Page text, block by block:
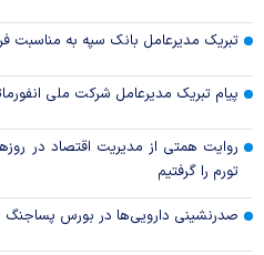
تبریک مدیرعامل بانک سپه به مناسبت
پیام تبریک مدیرعامل شرکت ملی
روایت همتی از مدیریت اقتصاد در
تورم را گرفتیم
صدرنشینی دارویی‌ها در بورس پساجنگ